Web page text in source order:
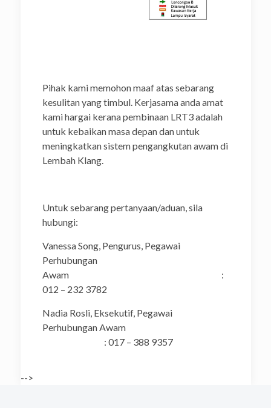
Pihak kami memohon maaf atas sebarang
kesulitan yang timbul. Kerjasama anda amat
kami hargai kerana pembinaan LRT3 adalah
untuk kebaikan masa depan dan untuk
meningkatkan sistem pengangkutan awam di
Lembah Klang.
Untuk sebarang pertanyaan/aduan, sila
hubungi:
Vanessa Song, Pengurus, Pegawai
Perhubungan
Awam :
012 – 232 3782
Nadia Rosli, Eksekutif, Pegawai
Perhubungan Awam
: 017 – 388 9357
-->